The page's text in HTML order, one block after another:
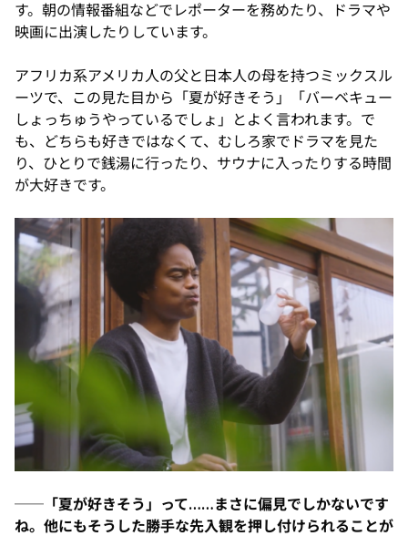
す。朝の情報番組などでレポーターを務めたり、ドラマや
映画に出演したりしています。
アフリカ系アメリカ人の父と日本人の母を持つミックスル
ーツで、この見た目から「夏が好きそう」「バーベキュー
しょっちゅうやっているでしょ」とよく言われます。で
も、どちらも好きではなくて、むしろ家でドラマを見た
り、ひとりで銭湯に行ったり、サウナに入ったりする時間
が大好きです。
──「夏が好きそう」って……まさに偏見でしかないです
ね。他にもそうした勝手な先入観を押し付けられることが